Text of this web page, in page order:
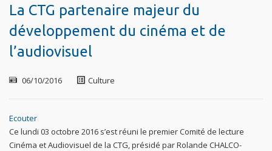
La CTG partenaire majeur du
développement du cinéma et de
l’audiovisuel
06/10/2016 Culture
Ecouter
Ce lundi 03 octobre 2016 s’est réuni le premier Comité de lecture
Cinéma et Audiovisuel de la CTG, présidé par Rolande CHALCO-